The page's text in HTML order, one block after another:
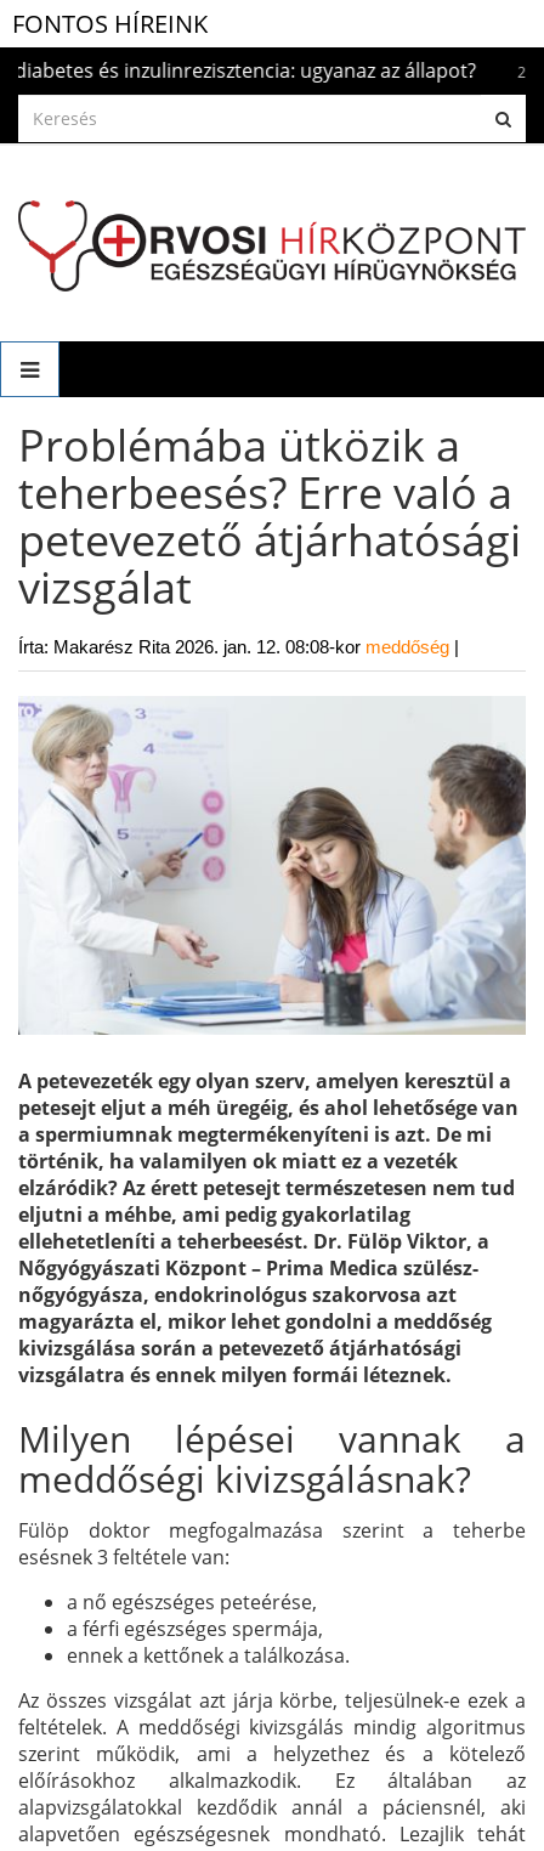
FONTOS HÍREINK
és inzulinrezisztencia: ugyanaz az állapot? 2026.aug. 5.
Problémába ütközik a
teherbeesés? Erre való a
petevezető átjárhatósági
vizsgálat
Írta: Makarész Rita 2026. jan. 12. 08:08-kor meddőség |
A petevezeték egy olyan szerv, amelyen keresztül a
petesejt eljut a méh üregéig, és ahol lehetősége van
a spermiumnak megtermékenyíteni is azt. De mi
történik, ha valamilyen ok miatt ez a vezeték
elzáródik? Az érett petesejt természetesen nem tud
eljutni a méhbe, ami pedig gyakorlatilag
ellehetetleníti a teherbeesést. Dr. Fülöp Viktor, a
Nőgyógyászati Központ – Prima Medica szülész-
nőgyógyásza, endokrinológus szakorvosa azt
magyarázta el, mikor lehet gondolni a meddőség
kivizsgálása során a petevezető átjárhatósági
vizsgálatra és ennek milyen formái léteznek.
Milyen lépései vannak a
meddőségi kivizsgálásnak?
Fülöp doktor megfogalmazása szerint a teherbe
esésnek 3 feltétele van:
a nő egészséges peteérése,
a férfi egészséges spermája,
ennek a kettőnek a találkozása.
Az összes vizsgálat azt járja körbe, teljesülnek-e ezek a
feltételek. A meddőségi kivizsgálás mindig algoritmus
szerint működik, ami a helyzethez és a kötelező
előírásokhoz alkalmazkodik. Ez általában az
alapvizsgálatokkal kezdődik annál a páciensnél, aki
alapvetően egészségesnek mondható. Lezajlik tehát